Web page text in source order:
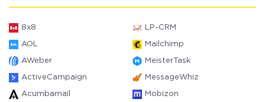
8x8 LP-CRM
AOL Mailchimp
AWeber MeisterTask
ActiveCampaign MessageWhiz
Acumbamail Mobizon